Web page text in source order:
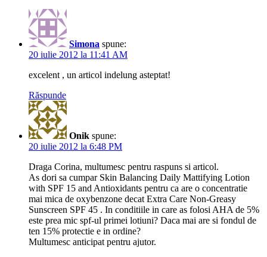
Simona spune:
20 iulie 2012 la 11:41 AM
excelent , un articol indelung asteptat!
Răspunde
Onik spune:
20 iulie 2012 la 6:48 PM
Draga Corina, multumesc pentru raspuns si articol.
As dori sa cumpar Skin Balancing Daily Mattifying Lotion
with SPF 15 and Antioxidants pentru ca are o concentratie
mai mica de oxybenzone decat Extra Care Non-Greasy
Sunscreen SPF 45 . In conditiile in care as folosi AHA de 5%
este prea mic spf-ul primei lotiuni? Daca mai are si fondul de
ten 15% protectie e in ordine?
Multumesc anticipat pentru ajutor.